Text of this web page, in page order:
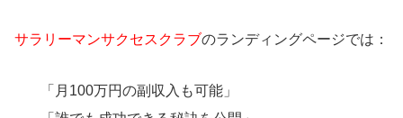
サラリーマンサクセスクラブのランディングページでは：
「月100万円の副収入も可能」